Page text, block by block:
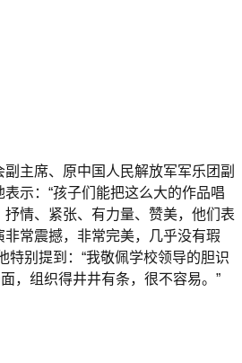
主席、原中国人民解放军军乐团副
示：“孩子们能把这么大的作品唱
情、紧张、有力量、赞美，他们表
常震撼，非常完美，几乎没有瑕
特别提到：“我敬佩学校领导的胆识
，组织得井井有条，很不容易。”